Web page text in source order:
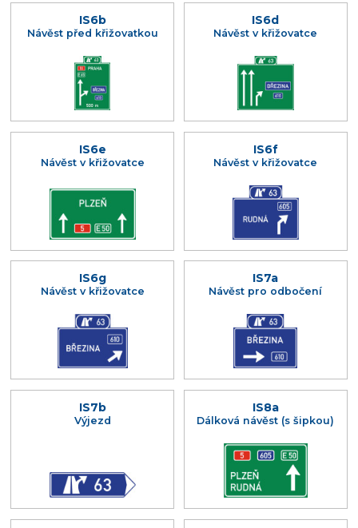
IS6b
Návěst před křižovatkou
IS6d
Návěst v křižovatce
IS6e
Návěst v křižovatce
IS6f
Návěst v křižovatce
IS6g
Návěst v křižovatce
IS7a
Návěst pro odbočení
IS7b
Výjezd
IS8a
Dálková návěst (s šipkou)